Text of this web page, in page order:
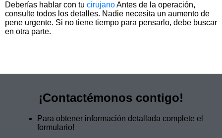
Deberías hablar con tu cirujanoAntes de la operación,
consulte todos los detalles. Nadie necesita un aumento de
pene urgente. Si no tiene tiempo para pensarlo, debe buscar
en otra parte.
¡Contactémonos contigo!
Para obtener información detallada complete el
formulario!